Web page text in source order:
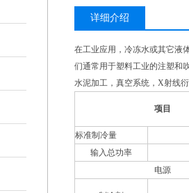
详细介绍
在工业应用，冷冻水或其它液
们通常用于塑料工业的注塑和
水泥加工，真空系统，X射线
项 目
标准制冷量
输入总功率
电源